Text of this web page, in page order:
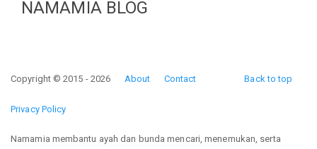
NAMAMIA BLOG
Back to top
Copyright © 2015 - 2026 About Contact
Privacy Policy
Namamia membantu ayah dan bunda mencari, menemukan, serta